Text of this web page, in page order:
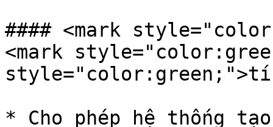
#### <mark
<mark
* Cho phép hệ thống